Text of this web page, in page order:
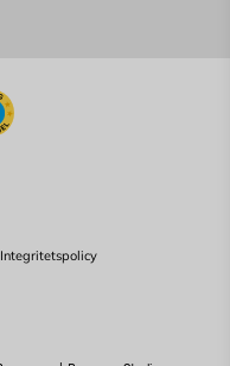
Integritetspolicy